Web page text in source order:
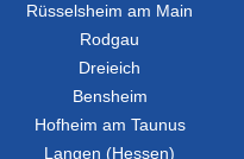
Rüsselsheim am Main
Rodgau
Dreieich
Bensheim
Hofheim am Taunus
Langen (Hessen)